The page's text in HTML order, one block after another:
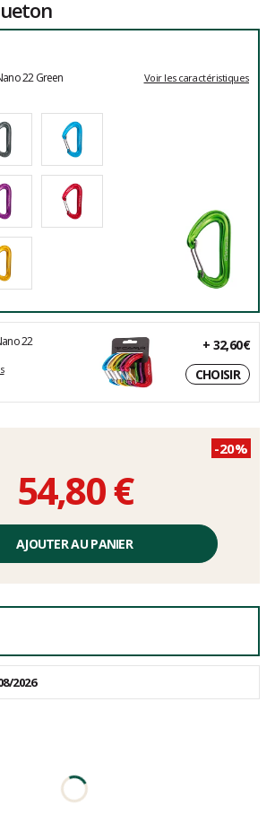
22 Green Voir les caractéristiques
22
+ 32,60€
CHOISIR
-20%
54,80€
AJOUTER AU PANIER
2026
DÉTAILLÉE DU